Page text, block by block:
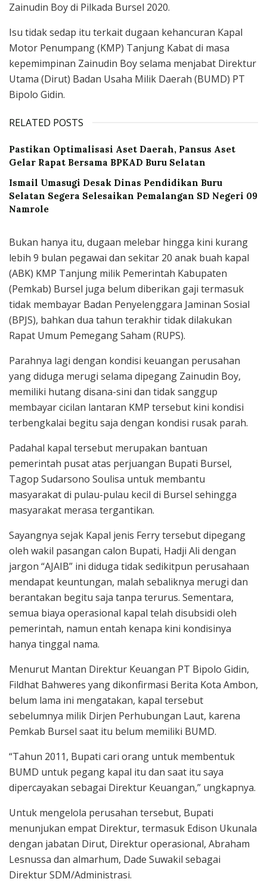
Zainudin Boy di Pilkada Bursel 2020.
Isu tidak sedap itu terkait dugaan kehancuran Kapal
Motor Penumpang (KMP) Tanjung Kabat di masa
kepemimpinan Zainudin Boy selama menjabat Direktur
Utama (Dirut) Badan Usaha Milik Daerah (BUMD) PT
Bipolo Gidin.
RELATED POSTS
Pastikan Optimalisasi Aset Daerah, Pansus Aset
Gelar Rapat Bersama BPKAD Buru Selatan
Ismail Umasugi Desak Dinas Pendidikan Buru
Selatan Segera Selesaikan Pemalangan SD Negeri 09
Namrole
Bukan hanya itu, dugaan melebar hingga kini kurang
lebih 9 bulan pegawai dan sekitar 20 anak buah kapal
(ABK) KMP Tanjung milik Pemerintah Kabupaten
(Pemkab) Bursel juga belum diberikan gaji termasuk
tidak membayar Badan Penyelenggara Jaminan Sosial
(BPJS), bahkan dua tahun terakhir tidak dilakukan
Rapat Umum Pemegang Saham (RUPS).
Parahnya lagi dengan kondisi keuangan perusahan
yang diduga merugi selama dipegang Zainudin Boy,
memiliki hutang disana-sini dan tidak sanggup
membayar cicilan lantaran KMP tersebut kini kondisi
terbengkalai begitu saja dengan kondisi rusak parah.
Padahal kapal tersebut merupakan bantuan
pemerintah pusat atas perjuangan Bupati Bursel,
Tagop Sudarsono Soulisa untuk membantu
masyarakat di pulau-pulau kecil di Bursel sehingga
masyarakat merasa tergantikan.
Sayangnya sejak Kapal jenis Ferry tersebut dipegang
oleh wakil pasangan calon Bupati, Hadji Ali dengan
jargon “AJAIB” ini diduga tidak sedikitpun perusahaan
mendapat keuntungan, malah sebaliknya merugi dan
berantakan begitu saja tanpa terurus. Sementara,
semua biaya operasional kapal telah disubsidi oleh
pemerintah, namun entah kenapa kini kondisinya
hanya tinggal nama.
Menurut Mantan Direktur Keuangan PT Bipolo Gidin,
Fildhat Bahweres yang dikonfirmasi Berita Kota Ambon,
belum lama ini mengatakan, kapal tersebut
sebelumnya milik Dirjen Perhubungan Laut, karena
Pemkab Bursel saat itu belum memiliki BUMD.
“Tahun 2011, Bupati cari orang untuk membentuk
BUMD untuk pegang kapal itu dan saat itu saya
dipercayakan sebagai Direktur Keuangan,” ungkapnya.
Untuk mengelola perusahan tersebut, Bupati
menunjukan empat Direktur, termasuk Edison Ukunala
dengan jabatan Dirut, Direktur operasional, Abraham
Lesnussa dan almarhum, Dade Suwakil sebagai
Direktur SDM/Administrasi.